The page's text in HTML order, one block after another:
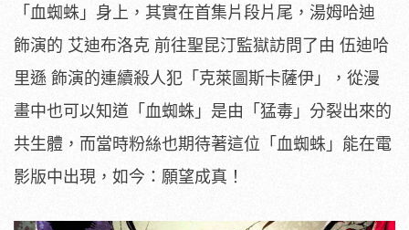
「血蜘蛛」身上，其實在首集片段片尾，湯姆哈迪
飾演的 艾迪布洛克 前往聖昆汀監獄訪問了由 伍迪哈
里遜 飾演的連續殺人犯「克萊圖斯卡薩伊」，從漫
畫中也可以知道「血蜘蛛」是由「猛毒」分裂出來的
共生體，而當時粉絲也期待著這位「血蜘蛛」能在電
影版中出現，如今：願望成真！